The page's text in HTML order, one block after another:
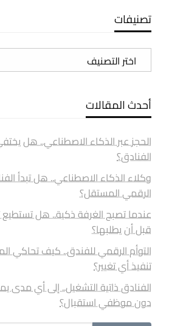
تصنيفات
تصنيفات
أحدث المقالات
الحجز عبر الذكاء الاصطناعي.. هل
الفنادق؟
وكلاء الذكاء الاصطناعي.. هل تبدأ
الرقمي المستقل؟
عندما تصبح الغرفة ذكية.. هل تستطيع
قبل أن يطلبها؟
التوأم الرقمي للفندق.. كيف تحاكي
تنفيذ أي تغيير؟
الفنادق ذاتية التشغيل.. إلى أي مدى
دون موظفي استقبال؟